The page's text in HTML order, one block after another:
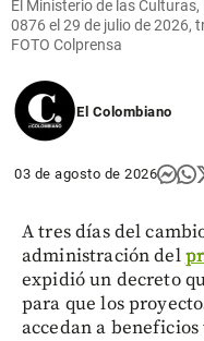
share
El Ministerio de las
0876 el 29 de julio de 2026,
FOTO Colprensa
El Colombiano
03 de agosto de 2026
A tres días del
administración del
expidió un decreto
para que los
accedan a